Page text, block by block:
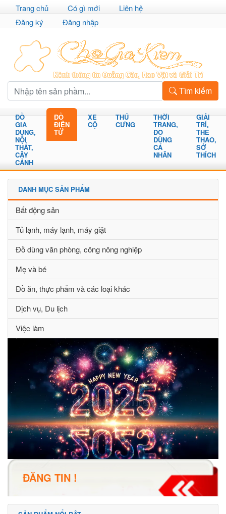
Trang chủ Có gì mới
Liên hệ
Đăng ký
Đăng nhập
Tìm kiếm
ĐỒ
GIA
DỤNG,
NỘI
THẤT,
CÂY
CẢNH
ĐỒ
ĐIỆN
TỬ
XE
CỘ
THÚ
CƯNG
THỜI
TRANG,
ĐỒ
DÙNG
CÁ
NHÂN
GIẢI
TRÍ,
THỂ
THAO,
SỞ
THÍCH
DANH MỤC SẢN PHẨM
Bất động sản
Tủ lạnh, máy lạnh, máy giặt
Đồ dùng văn phòng, công nông nghiệp
Mẹ và bé
Đồ ăn, thực phẩm và các loại khác
Dịch vụ, Du lịch
Việc làm
ĐĂNG TIN !